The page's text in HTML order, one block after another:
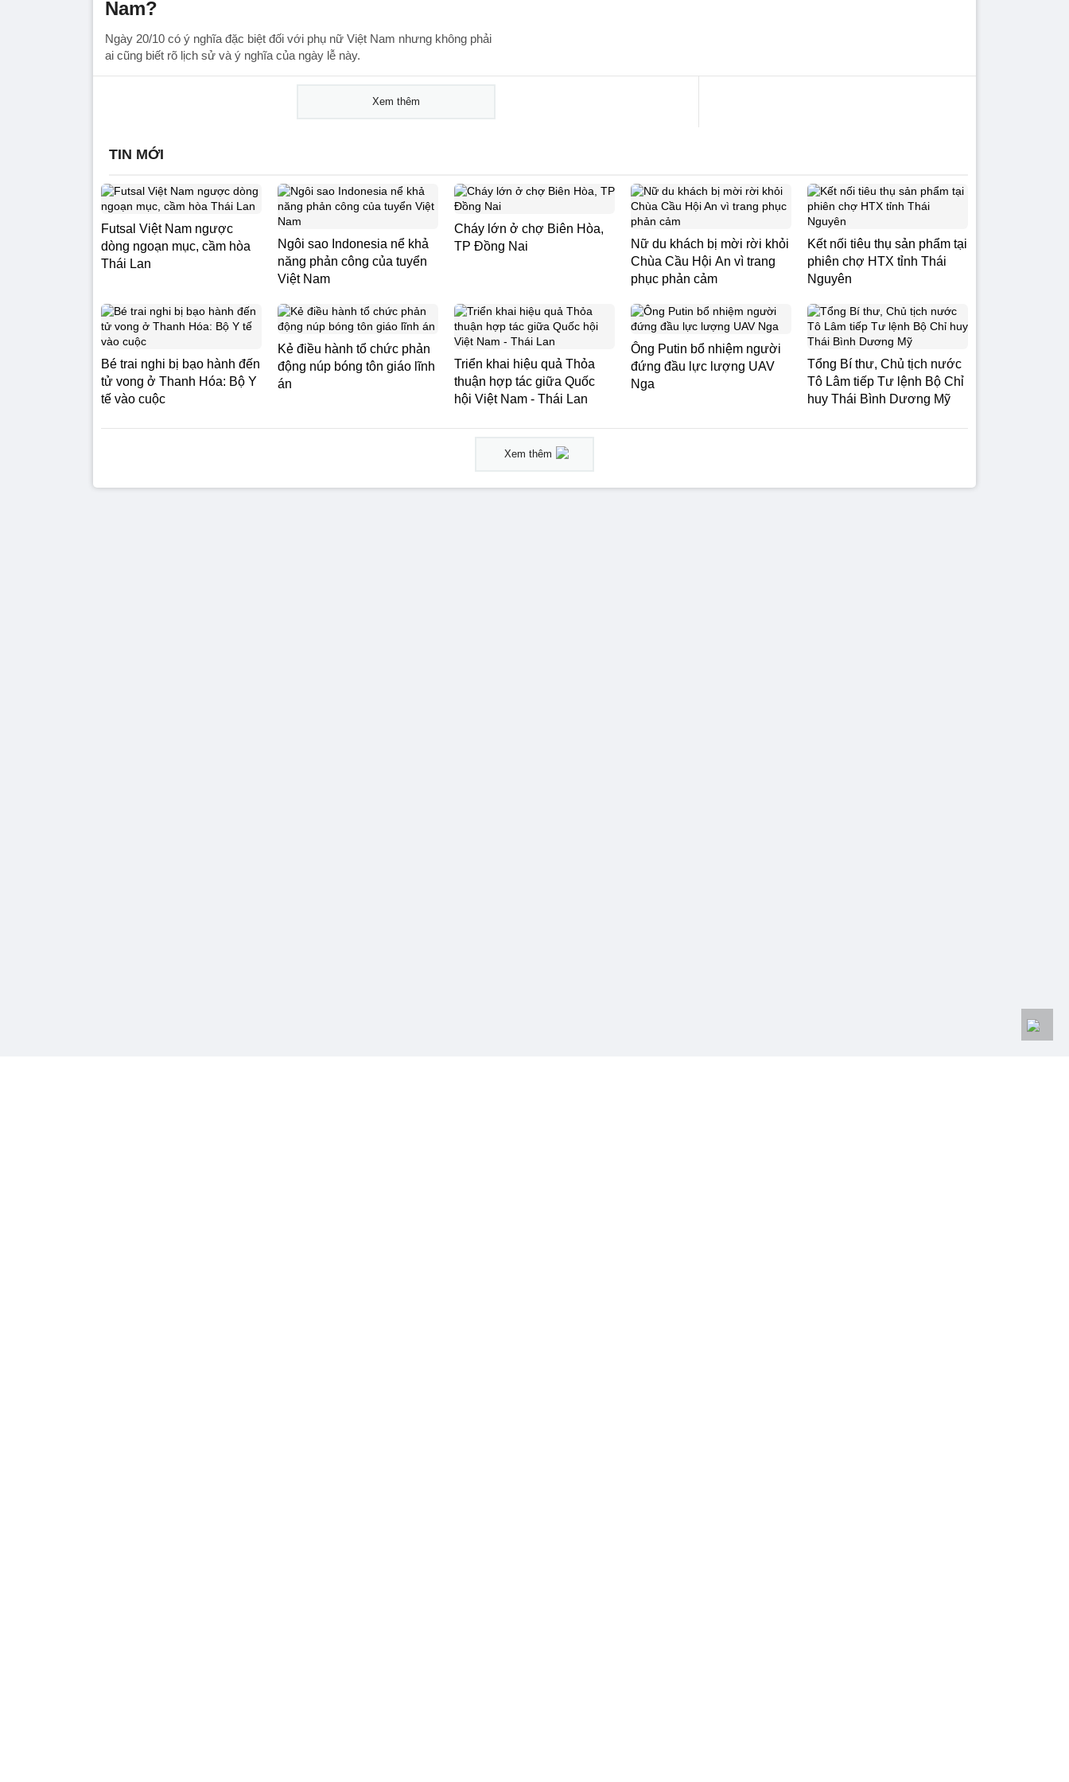
Nam?
Ngày 20/10 có ý nghĩa đặc biệt đối với phụ nữ Việt Nam nhưng không phải
ai cũng biết rõ lịch sử và ý nghĩa của ngày lễ này.
Xem thêm
TIN MỚI
Futsal Việt Nam ngược
dòng ngoạn mục, cầm hòa
Thái Lan
Ngôi sao Indonesia nể khả
năng phản công của tuyển
Việt Nam
Cháy lớn ở chợ Biên Hòa,
TP Đồng Nai
Nữ du khách bị mời rời khỏi
Chùa Cầu Hội An vì trang
phục phản cảm
Kết nối tiêu thụ sản phẩm tại
phiên chợ HTX tỉnh Thái
Nguyên
Bé trai nghi bị bạo hành đến
tử vong ở Thanh Hóa: Bộ Y
tế vào cuộc
Kẻ điều hành tổ chức phản
động núp bóng tôn giáo lĩnh
án
Triển khai hiệu quả Thỏa
thuận hợp tác giữa Quốc
hội Việt Nam - Thái Lan
Ông Putin bổ nhiệm người
đứng đầu lực lượng UAV
Nga
Tổng Bí thư, Chủ tịch nước
Tô Lâm tiếp Tư lệnh Bộ Chỉ
huy Thái Bình Dương Mỹ
Xem thêm